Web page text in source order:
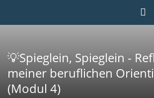
💡Spieglein, Spieglein -
meiner beruflichen
(Modul 4)